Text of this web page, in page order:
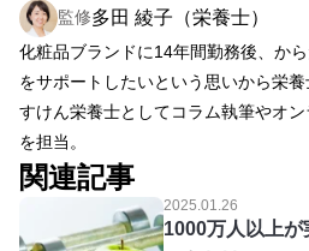
監修多田 綾子（栄養士）
化粧品ブランドに14年間勤務後、か
をサポートしたいという思いから栄
すけん栄養士としてコラム執筆やオ
を担当。
関連記事
2025.01.26
1000万人以上